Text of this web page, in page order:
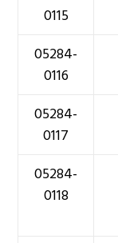
0115
05284-
0116
05284-
0117
05284-
0118